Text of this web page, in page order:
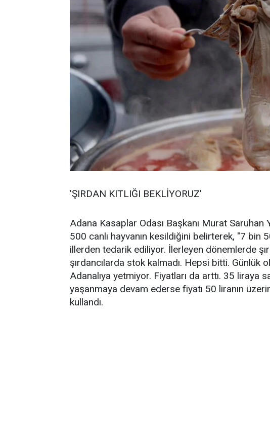
'ŞIRDAN KITLIĞI BEKLİYORUZ'
Adana Kasaplar Odası Başkanı Murat
500 canlı hayvanın kesildiğini belirterek, "7 bin
illerden tedarik ediliyor. İlerleyen dönemlerde
şırdancılarda stok kalmadı. Hepsi bitti. Günlük
Adanalıya yetmiyor. Fiyatları da arttı. 35 liraya
yaşanmaya devam ederse fiyatı 50 liranın
kullandı.